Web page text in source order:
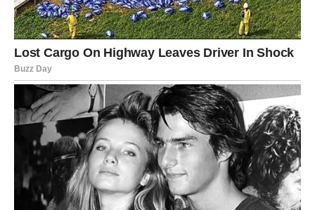
shvatate da ne morate imati sve odgovore odmah –
dovoljno je da znate u kom pravcu želite da idete.
Na emotivnom planu, razgovori igraju ključnu ulogu.
Jedna rečenica može promeniti sve. Poslovno, ovo je
dobar period za planiranje, učenje i povezivanje sa
ljudima koji vam mogu biti važni u narednim mesecima.
Zvezde vam poručuju daslušate intuiciju, čak i kada
logika ćuti.
RAK